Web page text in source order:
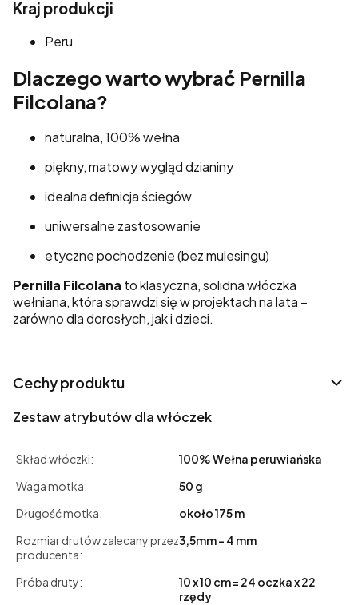
Kraj produkcji
Peru
Dlaczego warto wybrać Pernilla
Filcolana?
naturalna, 100% wełna
piękny, matowy wygląd dzianiny
idealna definicja ściegów
uniwersalne zastosowanie
etyczne pochodzenie (bez mulesingu)
Pernilla Filcolana to klasyczna, solidna włóczka
wełniana, która sprawdzi się w projektach na lata –
zarówno dla dorosłych, jak i dzieci.
Cechy produktu
Zestaw atrybutów dla włóczek
Skład włóczki:
100% Wełna peruwiańska
Waga motka:
50 g
Długość motka:
około 175 m
Rozmiar drutów zalecany przez
producenta:
3,5mm - 4 mm
Próba druty:
10 x 10 cm = 24 oczka x 22
rzędy